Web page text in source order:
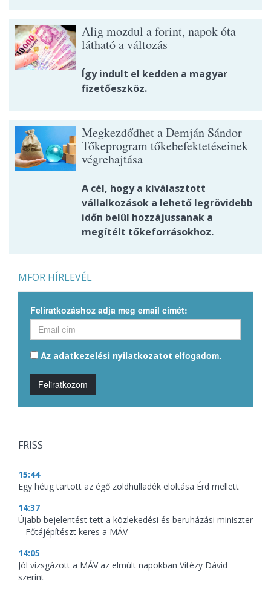
Alig mozdul a forint, napok óta
látható a változás
Így indult el kedden a magyar
fizetőeszköz.
Megkezdődhet a Demján Sándor
Tőkeprogram tőkebefektetéseinek
végrehajtása
A cél, hogy a kiválasztott
vállalkozások a lehető legrövidebb
időn belül hozzájussanak a
megítélt tőkeforrásokhoz.
MFOR HÍRLEVÉL
Feliratkozáshoz adja meg email címét:
Az adatkezelési nyilatkozatot elfogadom.
Feliratkozom
FRISS
15:44
Egy hétig tartott az égő zöldhulladék eloltása Érd mellett
14:37
Újabb bejelentést tett a közlekedési és beruházási miniszter
– Főtájépítészt keres a MÁV
14:05
Jól vizsgázott a MÁV az elmúlt napokban Vitézy Dávid
szerint